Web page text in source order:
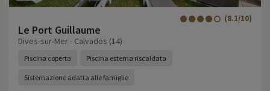
Le Port Guillaume
(8.1/10)
Dives-sur-Mer - Calvados (14)
Piscina coperta Piscina esterna riscaldata
Sistemazione adatta alle famiglie